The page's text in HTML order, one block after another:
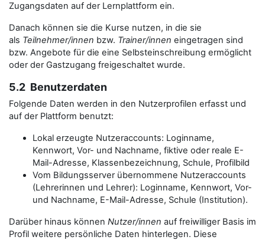
Zugangsdaten auf der Lernplattform ein.
Danach können sie die Kurse nutzen, in die sie
als Teilnehmer/innen bzw. Trainer/innen eingetragen sind
bzw. Angebote für die eine Selbsteinschreibung ermöglicht
oder der Gastzugang freigeschaltet wurde.
5.2 Benutzerdaten
Folgende Daten werden in den Nutzerprofilen erfasst und
auf der Plattform benutzt:
Lokal erzeugte Nutzeraccounts: Loginname,
Kennwort, Vor- und Nachname, fiktive oder reale E-
Mail-Adresse, Klassenbezeichnung, Schule, Profilbild
Vom Bildungsserver übernommene Nutzeraccounts
(Lehrerinnen und Lehrer): Loginname, Kennwort, Vor-
und Nachname, E-Mail-Adresse, Schule (Institution).
Darüber hinaus können Nutzer/innen auf freiwilliger Basis im
Profil weitere persönliche Daten hinterlegen. Diese